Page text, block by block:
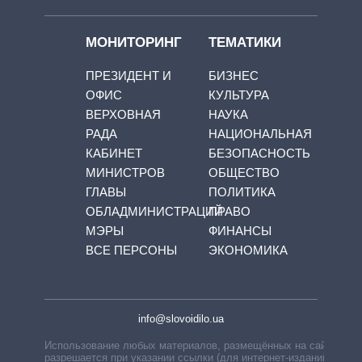
МОНИТОРИНГ
ПРЕЗИДЕНТ И
ОФИС
ВЕРХОВНАЯ
РАДА
КАБИНЕТ
МИНИСТРОВ
ГЛАВЫ
ОБЛАДМИНИСТРАЦИЙ
МЭРЫ
ВСЕ ПЕРСОНЫ
ТЕМАТИКИ
БИЗНЕС
КУЛЬТУРА
НАУКА
НАЦИОНАЛЬНАЯ
БЕЗОПАСНОСТЬ
ОБЩЕСТВО
ПОЛИТИКА
ПРАВО
ФИНАНСЫ
ЭКОНОМИКА
info@slovoidilo.ua
Использование любых материалов, размещённых на сайте,
разрешается при указании ссылки (для интернет-изданий —